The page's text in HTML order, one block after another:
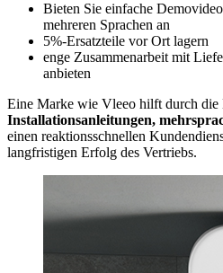
Bieten Sie einfache
mehreren Sprachen an
5%-Ersatzteile vor Ort lagern
enge Zusammenarbeit mit
anbieten
Eine Marke wie Vleeo hilft durch die
Installationsanleitungen,
einen reaktionsschnellen
langfristigen Erfolg des Vertriebs.